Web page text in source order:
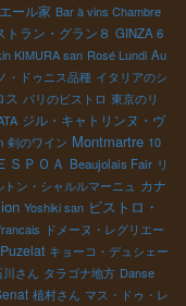
ール家 Bar à vins Chambre
トラン・グラン８ GINZA 6
KIMURA san Rosé Lundi Au
・ドゥニス品種 イタリアのシ
ス パリのビストロ 東京のリ
ジル・キャトリンヌ・ヴ
剣のワイン Montmartre 10
ＳＰＯＡ Beaujolais Fair リ
トン・シャルルマーニュ カナ
Yoshiki san ビストロ・
ドメーヌ・レグリエー
キョーコ・デュシェー
さん タラゴナ地方 Danse
植村さん マス・ドゥ・レ